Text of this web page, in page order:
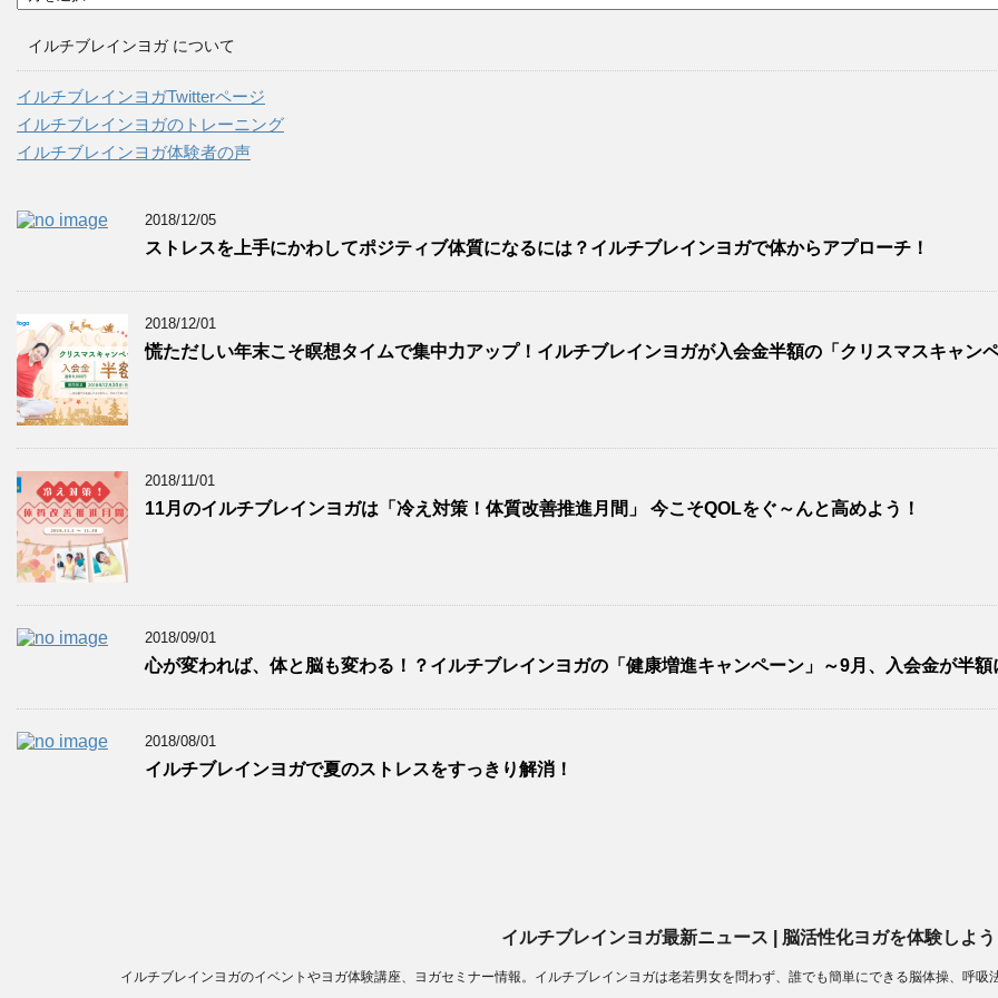
ー
イルチブレインヨガ について
イルチブレインヨガTwitterページ
イルチブレインヨガのトレーニング
イルチブレインヨガ体験者の声
2018/12/05
ストレスを上手にかわしてポジティブ体質になるには？イルチブレインヨガで体からアプローチ！
2018/12/01
慌ただしい年末こそ瞑想タイムで集中力アップ！イルチブレインヨガが入会金半額の「クリスマスキャン
2018/11/01
11月のイルチブレインヨガは「冷え対策！体質改善推進月間」 今こそQOLをぐ～んと高めよう！
2018/09/01
心が変われば、体と脳も変わる！？イルチブレインヨガの「健康増進キャンペーン」～9月、入会金が半額
2018/08/01
イルチブレインヨガで夏のストレスをすっきり解消！
イルチブレインヨガ最新ニュース | 脳活性化ヨガを体験しよう
イルチブレインヨガのイベントやヨガ体験講座、ヨガセミナー情報。イルチブレインヨガは老若男女を問わず、誰でも簡単にできる脳体操、呼